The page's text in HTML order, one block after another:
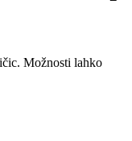
Možnosti lahko